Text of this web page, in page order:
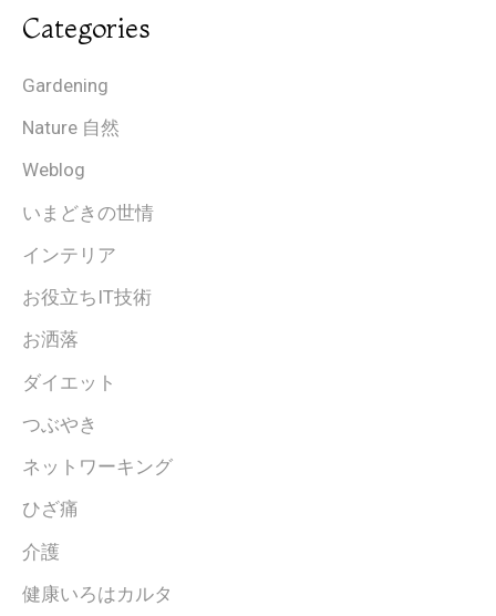
Categories
Gardening
Nature 自然
Weblog
いまどきの世情
インテリア
お役立ちIT技術
お洒落
ダイエット
つぶやき
ネットワーキング
ひざ痛
介護
健康いろはカルタ